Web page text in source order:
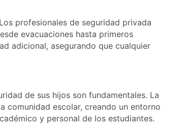
profesionales de seguridad privada
evacuaciones hasta primeros
adicional, asegurando que cualquier
de sus hijos son fundamentales. La
comunidad escolar, creando un entorno
y personal de los estudiantes.